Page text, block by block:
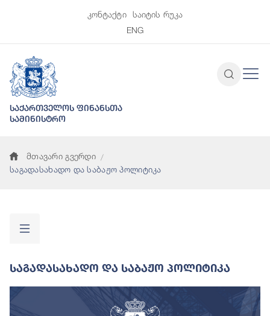
კონტაქტი
საიტის რუკა
ENG
საქართველოს ფინანსთა
სამინისტრო
მთავარი გვერდი
საგადასახადო და საბაჟო პოლიტიკა
Საგადასახადო Და Საბაჟო Პოლიტიკა